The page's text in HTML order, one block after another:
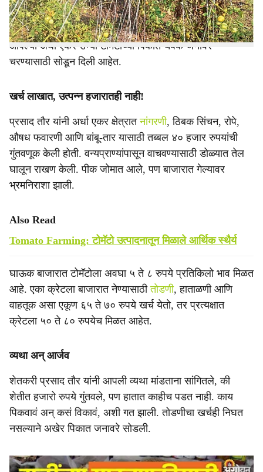
बाजारात नेणेही आता खिशाला परवडत नसल्याने, गेवराई
तालुक्यातील बाबुलतारा येथील उद्विग्न शेतकरी प्रसाद तौर यांनी
आपल्या अर्धा एकर उभ्या टोमॅटोच्या पिकात चक्क जनावरे
चरण्यासाठी सोडून दिली आहेत.
खर्च लाखात, उत्पन्न हजारातही नाही!
प्रसाद तौर यांनी अर्धा एकर क्षेत्रातनांगरणी, ठिबक सिंचन, रोपे,
औषध फवारणी आणि बांबू-तार यासाठी तब्बल ४० हजार रुपयांची
गुंतवणूक केली होती. वन्यप्राण्यांपासून वाचवण्यासाठी डोळ्यात तेल
घालून राखण केली. पीक जोमात आले, पण बाजारात गेल्यावर
भ्रमनिराशा झाली.
Also Read
Tomato Farming: टोमॅटो उत्पादनातून मिळाले आर्थिक स्थैर्य
घाऊक बाजारात टोमॅटोला अवघा ५ ते ८ रुपये प्रतिकिलो भाव मिळत
आहे. एका क्रेटला बाजारात नेण्यासाठीतोडणी, हाताळणी आणि
वाहतूक असा एकूण ६५ ते ७० रुपये खर्च येतो, तर प्रत्यक्षात
क्रेटला ५० ते ८० रुपयेच मिळत आहेत.
व्यथा अन् आर्जव
शेतकरी प्रसाद तौर यांनी आपली व्यथा मांडताना सांगितले, की
शेतीत हजारो रुपये गुंतवले, पण हातात काहीच पडत नाही. काय
पिकवावं अन् कसं विकावं, अशी गत झाली. तोडणीचा खर्चही निघत
नसल्याने अखेर पिकात जनावरे सोडली.